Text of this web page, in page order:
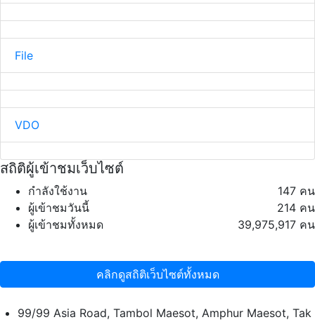
File
VDO
สถิติผู้เข้าชมเว็บไซต์
กำลังใช้งาน
147 คน
ผู้เข้าชมวันนี้
214 คน
ผู้เข้าชมทั้งหมด
39,975,917 คน
คลิกดูสถิติเว็บไซต์ทั้งหมด
99/99 Asia Road, Tambol Maesot, Amphur Maesot, Tak